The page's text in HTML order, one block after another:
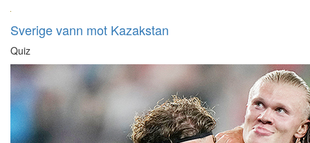
Sverige vann mot Kazakstan
Quiz